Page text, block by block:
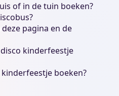
of in de tuin boeken?
pagina en de
kinderfeestje
boeken?